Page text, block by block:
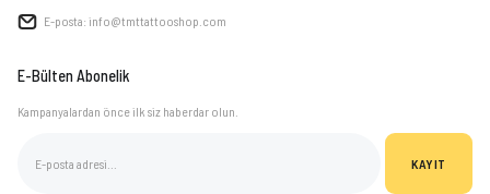
E-posta: info@tmttattooshop.com
E-Bülten Abonelik
Kampanyalardan önce ilk siz haberdar olun.
KAYIT